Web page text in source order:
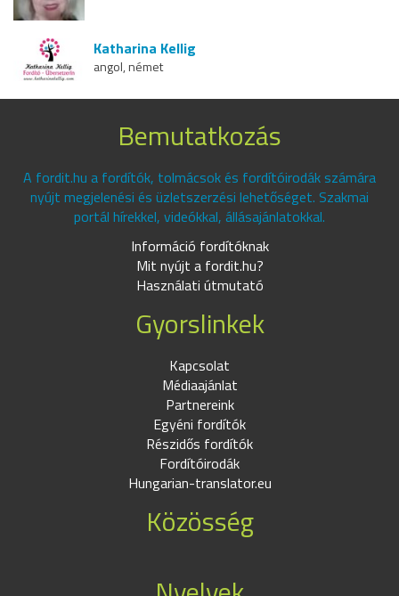
Katharina Kellig
angol, német
Bemutatkozás
A fordit.hu a fordítók, tolmácsok és fordítóirodák számára
nyújt megjelenési és üzletszerzési lehetőséget. Szakmai
portál hírekkel, videókkal, állásajánlatokkal.
Információ fordítóknak
Mit nyújt a fordit.hu?
Használati útmutató
Gyorslinkek
Kapcsolat
Médiaajánlat
Partnereink
Egyéni fordítók
Részidős fordítók
Fordítóirodák
Hungarian-translator.eu
Közösség